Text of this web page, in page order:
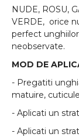
NUDE, ROSU,
VERDE, orice
perfect
neobservate.
MOD DE
- Pregatiti
matuire,
- Aplicati un
- Aplicati un